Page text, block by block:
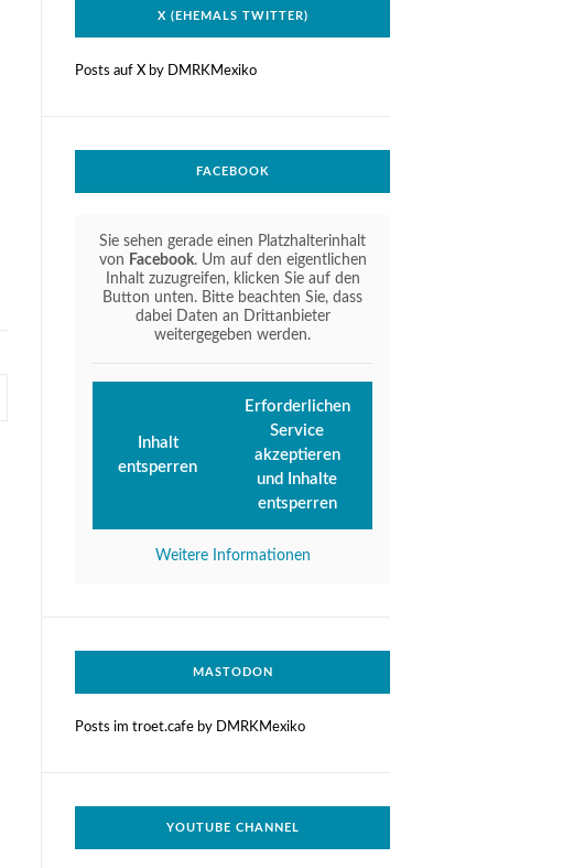
X (EHEMALS TWITTER)
Posts auf X by DMRKMexiko
FACEBOOK
Sie sehen gerade einen Platzhalterinhalt
von Facebook. Um auf den eigentlichen
Inhalt zuzugreifen, klicken Sie auf den
Button unten. Bitte beachten Sie, dass
dabei Daten an Drittanbieter
weitergegeben werden.
Inhalt
entsperren
Erforderlichen
Service
akzeptieren
und Inhalte
entsperren
Weitere Informationen
MASTODON
Posts im troet.cafe by DMRKMexiko
YOUTUBE CHANNEL